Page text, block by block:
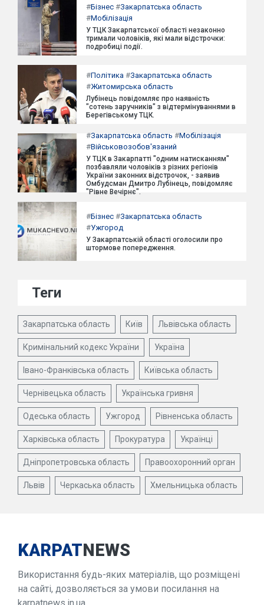
#Бізнес #Закарпатська область
#Мобілізація
У ТЦК Закарпатської області незаконно
тримали чоловіків, які мали відстрочки:
подробиці події.
#Політика #Закарпатська область
#Житомирська область
Лубінець повідомляє про наявність
"сотень заручників" з відтермінуваннями в
Берегівському ТЦК.
#Закарпатська область #Мобілізація
#Військовозобов'язаний
У ТЦК в Закарпатті "одним натисканням"
позбавляли чоловіків з різних регіонів
України законних відстрочок, - заявив
Омбудсман Дмитро Лубінець, повідомляє
"Рівне Вечірнє".
#Бізнес #Закарпатська область
#Ужгород
У Закарпатській області оголосили про
штормове попередження.
Теги
Закарпатська область Київ Львівська область
Кримінальний кодекс України Україна
Івано-Франківська область Київська область
Чернівецька область Українська гривня
Одеська область Ужгород Рівненська область
Харківська область Прокуратура Українці
Дніпропетровська область Правоохоронний орган
Львів Черкаська область Хмельницька область
KARPATNEWS
Використання будь-яких матеріалів, що розміщені
на сайті, дозволяється за умови посилання на